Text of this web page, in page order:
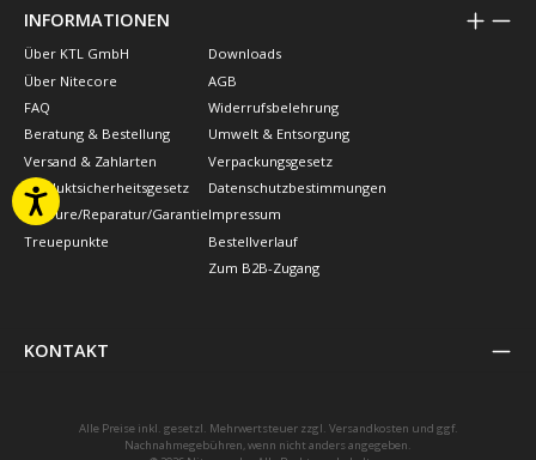
INFORMATIONEN
Über KTL GmbH
Über Nitecore
FAQ
Beratung & Bestellung
Versand & Zahlarten
Produktsicherheitsgesetz
Retoure/Reparatur/Garantie
Treuepunkte
Downloads
AGB
Widerrufsbelehrung
Umwelt & Entsorgung
Verpackungsgesetz
Datenschutzbestimmungen
Impressum
Bestellverlauf
Zum B2B-Zugang
KONTAKT
Alle Preise inkl. gesetzl. Mehrwertsteuer zzgl. Versandkosten und ggf.
Nachnahmegebühren, wenn nicht anders angegeben.